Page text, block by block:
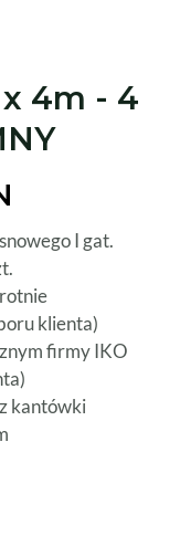
x 4m - 4
I gat.
klienta)
firmy IKO
kantówki